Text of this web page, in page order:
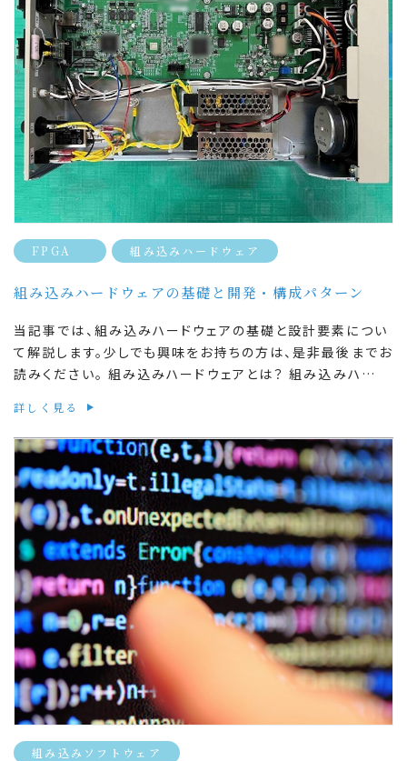
FPGA 組み込みハードウェア
組み込みハードウェアの基礎と開発・構成パターン
当記事では、組み込みハードウェアの基礎と設計要素につい
て解説します。少しでも興味をお持ちの方は、是非最後までお
読みください。 組み込みハードウェアとは？ 組み込みハ…
詳しく見る
組み込みソフトウェア